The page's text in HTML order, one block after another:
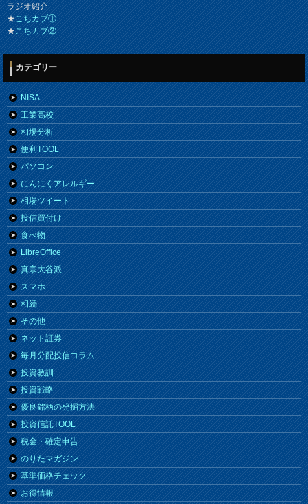
ラジオ紹介
★こちカブ①
★こちカブ②
カテゴリー
NISA
工業高校
相場分析
便利TOOL
パソコン
にんにくアレルギー
相場ツイート
投信買付け
食べ物
LibreOffice
真宗大谷派
スマホ
相続
その他
ネット証券
毎月分配投信コラム
投資教訓
投資戦略
優良銘柄の発掘方法
投資信託TOOL
税金・確定申告
のりたマガジン
基準価格チェック
お得情報